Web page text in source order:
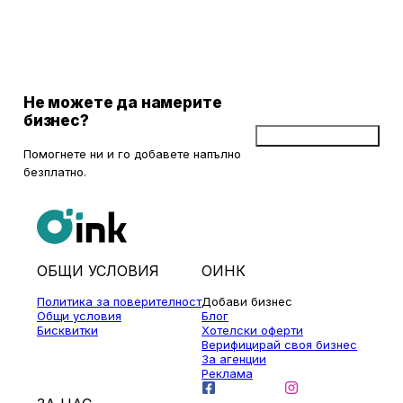
Не можете да намерите
бизнес?
Помогнете ни и го добавете напълно
безплатно.
ОБЩИ УСЛОВИЯ
Политика за поверителност
Общи условия
Бисквитки
ОИНК
Добави бизнес
Блог
Хотелски оферти
Верифицирай своя бизнес
За агенции
Реклама